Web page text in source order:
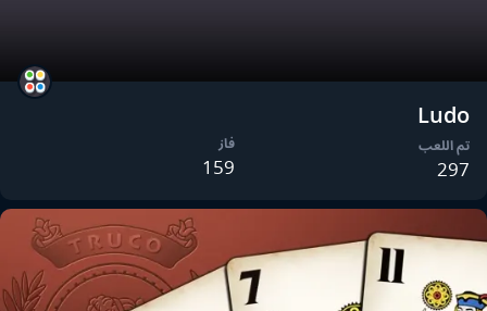
Ludo
تم اللعب
297
فاز
159